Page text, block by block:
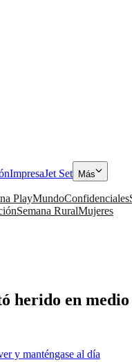
ImpresaJet Set Más
PlayMundoConfidenciales
Semana RuralMujeres
herido en
y manténgase al día